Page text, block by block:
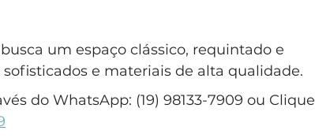
um espaço clássico, requintado e
e materiais de alta qualidade.
do WhatsApp: (19) 98133-7909 ou Clique